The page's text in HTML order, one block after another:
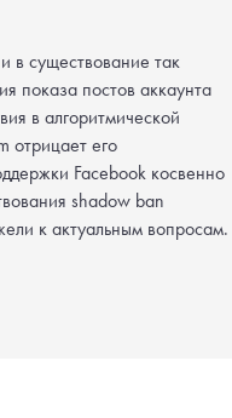
в существование так
показа постов аккаунта
в алгоритмической
отрицает его
Facebook косвенно
shadow ban
к актуальным вопросам.